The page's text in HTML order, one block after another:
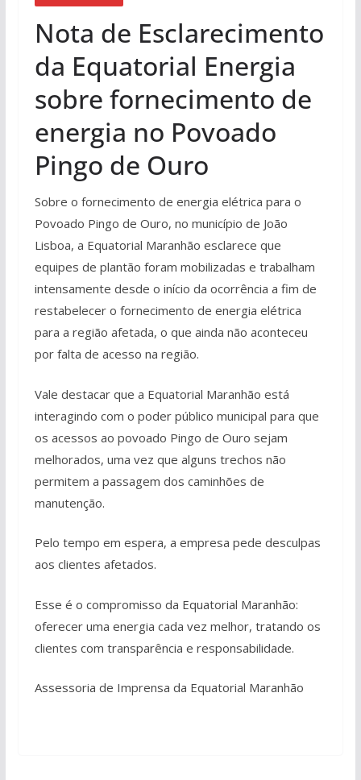
Nota de Esclarecimento
da Equatorial Energia
sobre fornecimento de
energia no Povoado
Pingo de Ouro
Sobre o fornecimento de energia elétrica para o
Povoado Pingo de Ouro, no município de João
Lisboa, a Equatorial Maranhão esclarece que
equipes de plantão foram mobilizadas e trabalham
intensamente desde o início da ocorrência a fim de
restabelecer o fornecimento de energia elétrica
para a região afetada, o que ainda não aconteceu
por falta de acesso na região.
Vale destacar que a Equatorial Maranhão está
interagindo com o poder público municipal para que
os acessos ao povoado Pingo de Ouro sejam
melhorados, uma vez que alguns trechos não
permitem a passagem dos caminhões de
manutenção.
Pelo tempo em espera, a empresa pede desculpas
aos clientes afetados.
Esse é o compromisso da Equatorial Maranhão:
oferecer uma energia cada vez melhor, tratando os
clientes com transparência e responsabilidade.
Assessoria de Imprensa da Equatorial Maranhão